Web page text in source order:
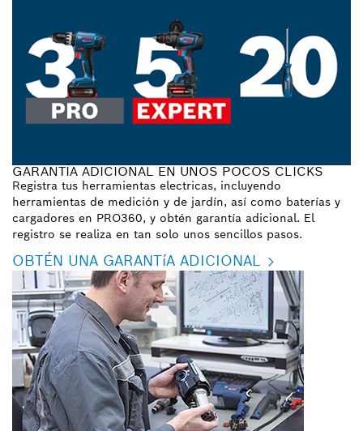
GARANTÍA ADICIONAL EN UNOS POCOS CLICKS
Registra tus herramientas electricas, incluyendo
herramientas de medición y de jardín, así como baterías y
cargadores en PRO360, y obtén garantía adicional. El
registro se realiza en tan solo unos sencillos pasos.
OBTÉN UNA GARANTíA ADICIONAL